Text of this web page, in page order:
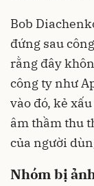
Bob
đứng sau
rằng đây
công ty như
vào đó, kẻ
âm thầm thu
của người
Nhóm bị